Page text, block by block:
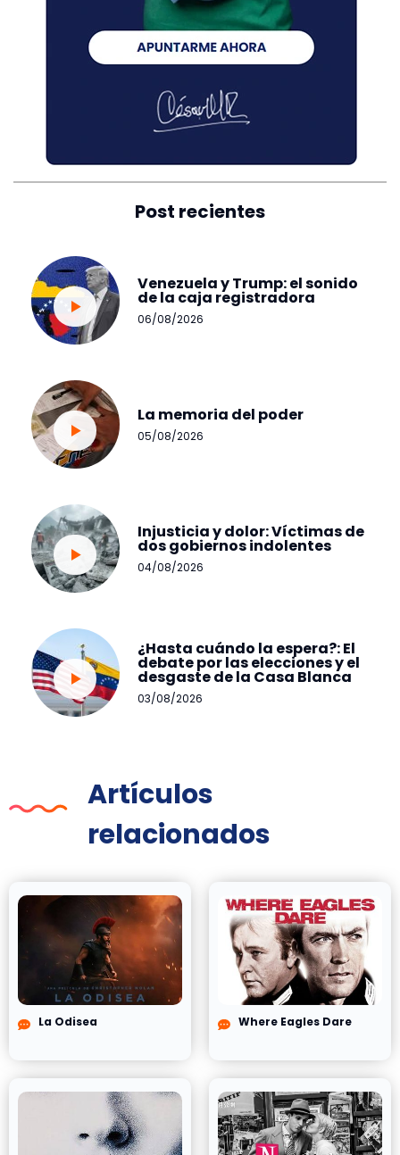
Post recientes
Venezuela y Trump: el sonido
de la caja registradora
06/08/2026
La memoria del poder
05/08/2026
Injusticia y dolor: Víctimas de
dos gobiernos indolentes
04/08/2026
¿Hasta cuándo la espera?: El
debate por las elecciones y el
desgaste de la Casa Blanca
03/08/2026
Artículos
relacionados
La Odisea Where Eagles Dare